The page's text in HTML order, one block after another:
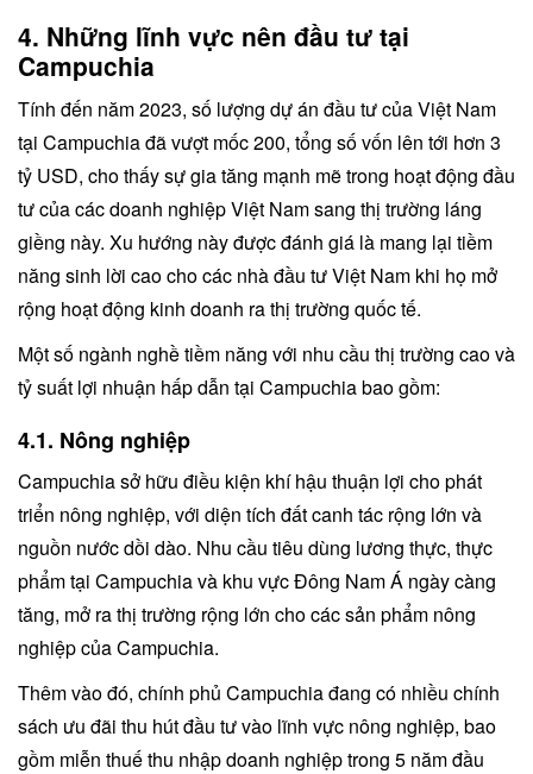
4. Những lĩnh vực nên đầu tư tại
Campuchia
Tính đến năm 2023, số lượng dự án đầu tư của Việt Nam
tại Campuchia đã vượt mốc 200, tổng số vốn lên tới hơn 3
tỷ USD, cho thấy sự gia tăng mạnh mẽ trong hoạt động đầu
tư của các doanh nghiệp Việt Nam sang thị trường láng
giềng này. Xu hướng này được đánh giá là mang lại tiềm
năng sinh lời cao cho các nhà đầu tư Việt Nam khi họ mở
rộng hoạt động kinh doanh ra thị trường quốc tế.
Một số ngành nghề tiềm năng với nhu cầu thị trường cao và
tỷ suất lợi nhuận hấp dẫn tại Campuchia bao gồm:
4.1. Nông nghiệp
Campuchia sở hữu điều kiện khí hậu thuận lợi cho phát
triển nông nghiệp, với diện tích đất canh tác rộng lớn và
nguồn nước dồi dào. Nhu cầu tiêu dùng lương thực, thực
phẩm tại Campuchia và khu vực Đông Nam Á ngày càng
tăng, mở ra thị trường rộng lớn cho các sản phẩm nông
nghiệp của Campuchia.
Thêm vào đó, chính phủ Campuchia đang có nhiều chính
sách ưu đãi thu hút đầu tư vào lĩnh vực nông nghiệp, bao
gồm miễn thuế thu nhập doanh nghiệp trong 5 năm đầu